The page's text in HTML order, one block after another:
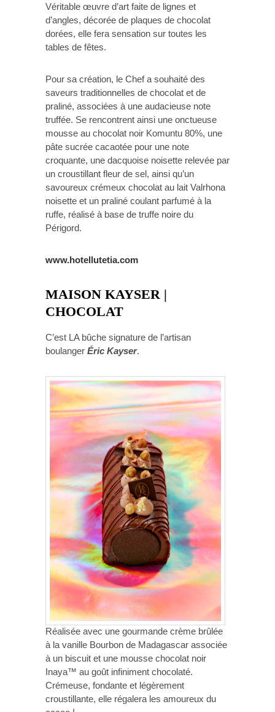
Véritable œuvre d’art faite de lignes et
d’angles, décorée de plaques de chocolat
dorées, elle fera sensation sur toutes les
tables de fêtes.
Pour sa création, le Chef a souhaité des
saveurs traditionnelles de chocolat et de
praliné, associées à une audacieuse note
truffée. Se rencontrent ainsi une onctueuse
mousse au chocolat noir Komuntu 80%, une
pâte sucrée cacaotée pour une note
croquante, une dacquoise noisette relevée par
un croustillant fleur de sel, ainsi qu’un
savoureux crémeux chocolat au lait Valrhona
noisette et un praliné coulant parfumé à la
ruffe, réalisé à base de truffe noire du
Périgord.
www.hotellutetia.com
MAISON KAYSER |
CHOCOLAT
C’est LA bûche signature de l’artisan
boulanger Éric Kayser.
Réalisée avec une gourmande crème brûlée
à la vanille Bourbon de Madagascar associée
à un biscuit et une mousse chocolat noir
Inaya™ au goût infiniment chocolaté.
Crémeuse, fondante et légèrement
croustillante, elle régalera les amoureux du